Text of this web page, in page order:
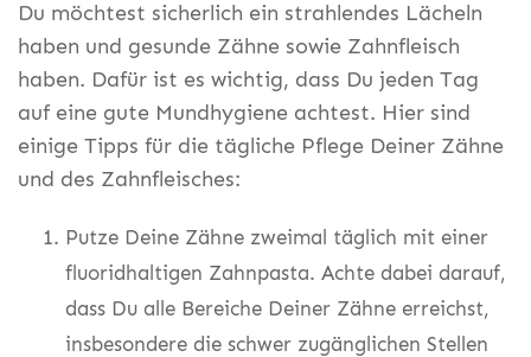
Du möchtest sicherlich ein strahlendes Lächeln
haben und gesunde Zähne sowie Zahnfleisch
haben. Dafür ist es wichtig, dass Du jeden Tag
auf eine gute Mundhygiene achtest. Hier sind
einige Tipps für die tägliche Pflege Deiner Zähne
und des Zahnfleisches:
Putze Deine Zähne zweimal täglich mit einer
fluoridhaltigen Zahnpasta. Achte dabei darauf,
dass Du alle Bereiche Deiner Zähne erreichst,
insbesondere die schwer zugänglichen Stellen